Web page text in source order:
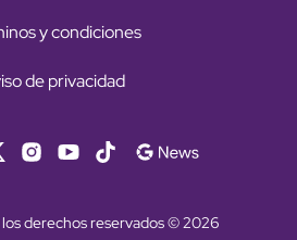
y condiciones
de privacidad
derechos reservados © 2026